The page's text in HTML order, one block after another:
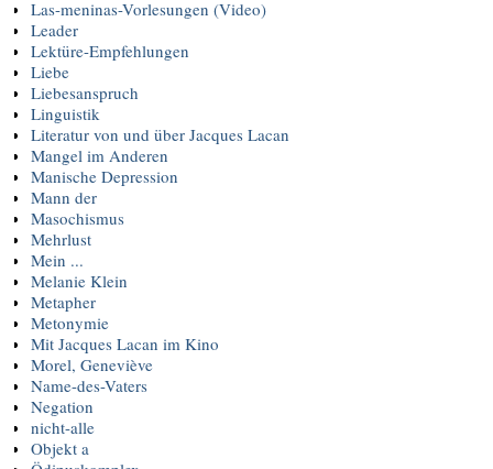
Las-meninas-Vorlesungen (Video)
Leader
Lektüre-Empfehlungen
Liebe
Liebesanspruch
Linguistik
Literatur von und über Jacques Lacan
Mangel im Anderen
Manische Depression
Mann der
Masochismus
Mehrlust
Mein ...
Melanie Klein
Metapher
Metonymie
Mit Jacques Lacan im Kino
Morel, Geneviève
Name-des-Vaters
Negation
nicht-alle
Objekt a